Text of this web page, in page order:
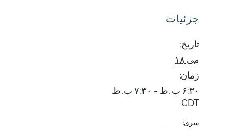
جزئیات
تاریخ:
می ۱۸
زمان:
۶:۳۰ ب.ظ - ۷:۳۰ ب.ظ
CDT
سری: